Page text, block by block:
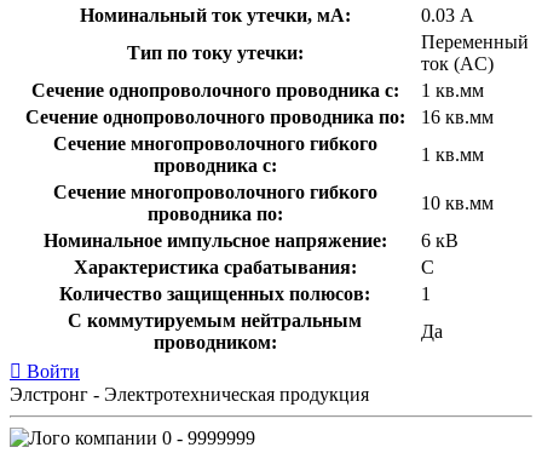
Номинальный ток утечки, мА:
0.03 А
Тип по току утечки:
Переменный
ток (AC)
Сечение однопроволочного проводника с:
1 кв.мм
Сечение однопроволочного проводника по:
16 кв.мм
Сечение многопроволочного гибкого
проводника с:
1 кв.мм
Сечение многопроволочного гибкого
проводника по:
10 кв.мм
Номинальное импульсное напряжение:
6 кВ
Характеристика срабатывания:
C
Количество защищенных полюсов:
1
С коммутируемым нейтральным
проводником:
Да
Войти
Элстронг - Электротехническая продукция
0 - 9999999